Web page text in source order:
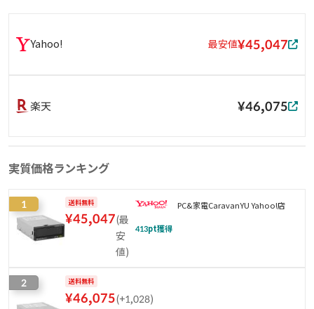
Yahoo! 最安値¥45,047
楽天 ¥46,075
実質価格ランキング
1 送料無料
¥45,047(最
安
値)
PC&家電CaravanYU Yahoo!店
413pt獲得
2 送料無料
¥46,075(+1,028)